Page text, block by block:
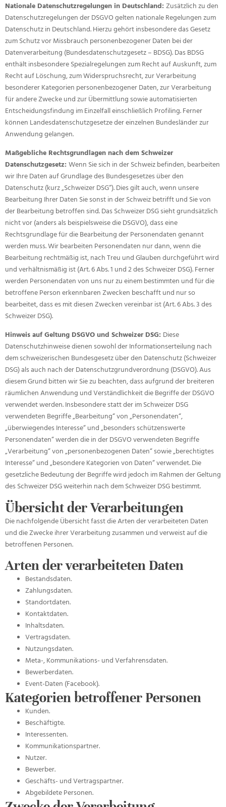
Nationale Datenschutzregelungen in Deutschland: Zusätzlich zu den
Datenschutzregelungen der DSGVO gelten nationale Regelungen zum
Datenschutz in Deutschland. Hierzu gehört insbesondere das Gesetz
zum Schutz vor Missbrauch personenbezogener Daten bei der
Datenverarbeitung (Bundesdatenschutzgesetz – BDSG). Das BDSG
enthält insbesondere Spezialregelungen zum Recht auf Auskunft, zum
Recht auf Löschung, zum Widerspruchsrecht, zur Verarbeitung
besonderer Kategorien personenbezogener Daten, zur Verarbeitung
für andere Zwecke und zur Übermittlung sowie automatisierten
Entscheidungsfindung im Einzelfall einschließlich Profiling. Ferner
können Landesdatenschutzgesetze der einzelnen Bundesländer zur
Anwendung gelangen.
Maßgebliche Rechtsgrundlagen nach dem Schweizer
Datenschutzgesetz: Wenn Sie sich in der Schweiz befinden, bearbeiten
wir Ihre Daten auf Grundlage des Bundesgesetzes über den
Datenschutz (kurz „Schweizer DSG“). Dies gilt auch, wenn unsere
Bearbeitung Ihrer Daten Sie sonst in der Schweiz betrifft und Sie von
der Bearbeitung betroffen sind. Das Schweizer DSG sieht grundsätzlich
nicht vor (anders als beispielsweise die DSGVO), dass eine
Rechtsgrundlage für die Bearbeitung der Personendaten genannt
werden muss. Wir bearbeiten Personendaten nur dann, wenn die
Bearbeitung rechtmäßig ist, nach Treu und Glauben durchgeführt wird
und verhältnismäßig ist (Art. 6 Abs. 1 und 2 des Schweizer DSG). Ferner
werden Personendaten von uns nur zu einem bestimmten und für die
betroffene Person erkennbaren Zwecken beschafft und nur so
bearbeitet, dass es mit diesen Zwecken vereinbar ist (Art. 6 Abs. 3 des
Schweizer DSG).
Hinweis auf Geltung DSGVO und Schweizer DSG: Diese
Datenschutzhinweise dienen sowohl der Informationserteilung nach
dem schweizerischen Bundesgesetz über den Datenschutz (Schweizer
DSG) als auch nach der Datenschutzgrundverordnung (DSGVO). Aus
diesem Grund bitten wir Sie zu beachten, dass aufgrund der breiteren
räumlichen Anwendung und Verständlichkeit die Begriffe der DSGVO
verwendet werden. Insbesondere statt der im Schweizer DSG
verwendeten Begriffe „Bearbeitung“ von „Personendaten“,
„überwiegendes Interesse“ und „besonders schützenswerte
Personendaten“ werden die in der DSGVO verwendeten Begriffe
„Verarbeitung“ von „personenbezogenen Daten“ sowie „berechtigtes
Interesse“ und „besondere Kategorien von Daten“ verwendet. Die
gesetzliche Bedeutung der Begriffe wird jedoch im Rahmen der Geltung
des Schweizer DSG weiterhin nach dem Schweizer DSG bestimmt.
Übersicht der Verarbeitungen
Die nachfolgende Übersicht fasst die Arten der verarbeiteten Daten
und die Zwecke ihrer Verarbeitung zusammen und verweist auf die
betroffenen Personen.
Arten der verarbeiteten Daten
Bestandsdaten.
Zahlungsdaten.
Standortdaten.
Kontaktdaten.
Inhaltsdaten.
Vertragsdaten.
Nutzungsdaten.
Meta-, Kommunikations- und Verfahrensdaten.
Bewerberdaten.
Event-Daten (Facebook).
Kategorien betroffener Personen
Kunden.
Beschäftigte.
Interessenten.
Kommunikationspartner.
Nutzer.
Bewerber.
Geschäfts- und Vertragspartner.
Abgebildete Personen.